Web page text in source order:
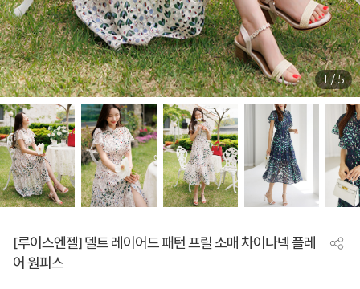
1/5
[루이스엔젤] 델트 레이어드 패턴 프릴 소매 차이나넥 플레
어 원피스